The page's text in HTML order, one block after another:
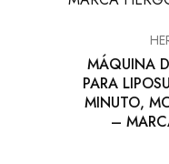
MÁQUINA
PARA
MINUTO,
–